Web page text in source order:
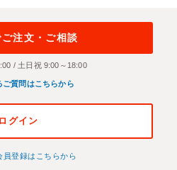
注文・ご相談
/ 土日祝 9:00～18:00
ご質問はこちらから
ログイン
員登録はこちらから